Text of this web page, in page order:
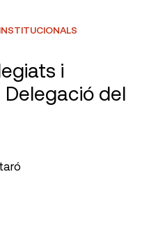
INSTITUCIONALS
i
Delegació del